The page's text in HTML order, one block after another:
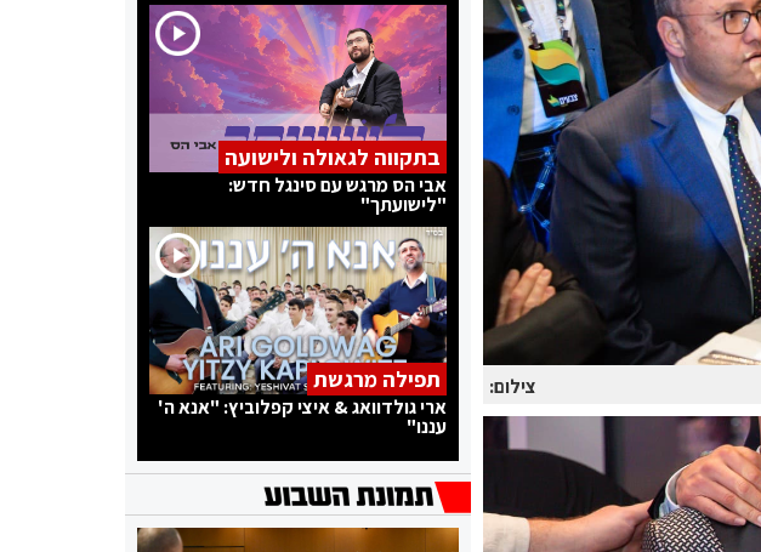
צילום:
בתקווה לגאולה ולישועה
אבי הס מרגש עם סינגל חדש:
"לישועתך"
תפילה מרגשת
ארי גולדוואג & איצי קפלוביץ: "אנא ה'
עננו"